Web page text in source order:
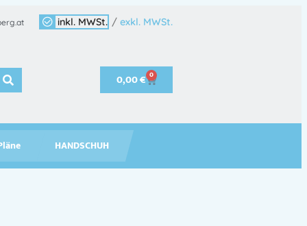
inkl. MWSt. / exkl. MWSt.
0,00€ 0
HANDSCHUH